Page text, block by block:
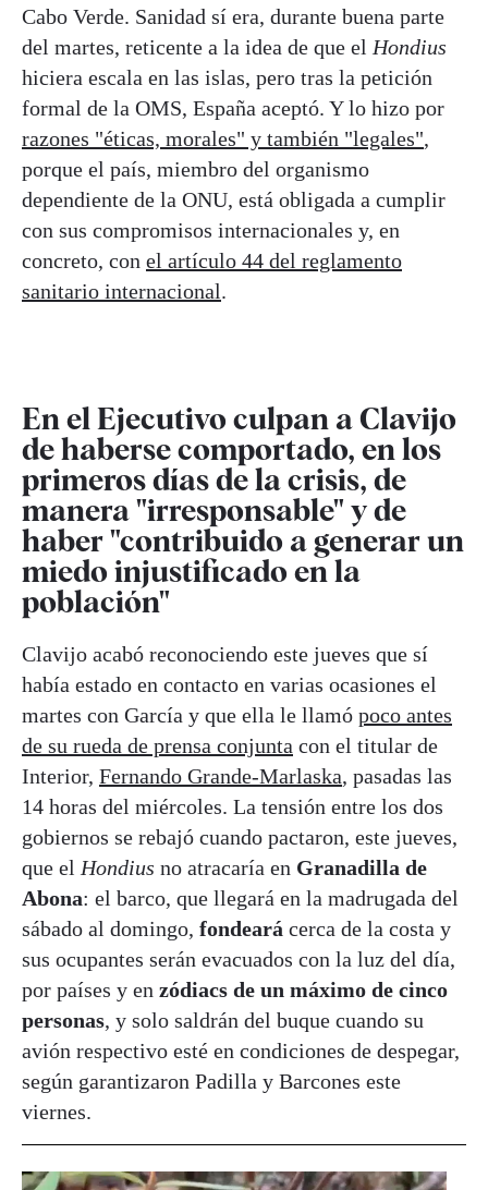
Cabo Verde. Sanidad sí era, durante buena parte
del martes, reticente a la idea de que el Hondius
hiciera escala en las islas, pero tras la petición
formal de la OMS, España aceptó. Y lo hizo por
razones "éticas, morales" y también "legales",
porque el país, miembro del organismo
dependiente de la ONU, está obligada a cumplir
con sus compromisos internacionales y, en
concreto, con el artículo 44 del reglamento
sanitario internacional.
En el Ejecutivo culpan a Clavijo
de haberse comportado, en los
primeros días de la crisis, de
manera "irresponsable" y de
haber "contribuido a generar un
miedo injustificado en la
población"
Clavijo acabó reconociendo este jueves que sí
había estado en contacto en varias ocasiones el
martes con García y que ella le llamó poco antes
de su rueda de prensa conjunta con el titular de
Interior, Fernando Grande-Marlaska, pasadas las
14 horas del miércoles. La tensión entre los dos
gobiernos se rebajó cuando pactaron, este jueves,
que el Hondius no atracaría en Granadilla de
Abona: el barco, que llegará en la madrugada del
sábado al domingo, fondeará cerca de la costa y
sus ocupantes serán evacuados con la luz del día,
por países y en zódiacs de un máximo de cinco
personas, y solo saldrán del buque cuando su
avión respectivo esté en condiciones de despegar,
según garantizaron Padilla y Barcones este
viernes.